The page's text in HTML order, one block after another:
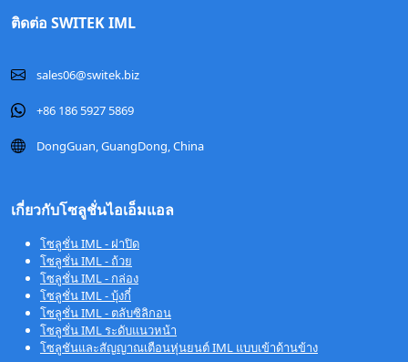
ติดต่อ SWITEK IML
sales06@switek.biz
+86 186 5927 5869
DongGuan, GuangDong, China
เกี่ยวกับโซลูชั่นไอเอ็มแอล
โซลูชั่น IML - ฝาปิด
โซลูชั่น IML - ถ้วย
โซลูชั่น IML - กล่อง
โซลูชั่น IML - บุ้งกี๋
โซลูชั่น IML - ตลับซิลิกอน
โซลูชั่น IML ระดับแนวหน้า
โซลูชันและสัญญาณเตือนหุ่นยนต์ IML แบบเข้าด้านข้าง